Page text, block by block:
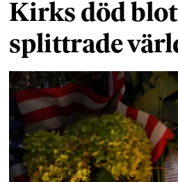
Kirks död
splittrade